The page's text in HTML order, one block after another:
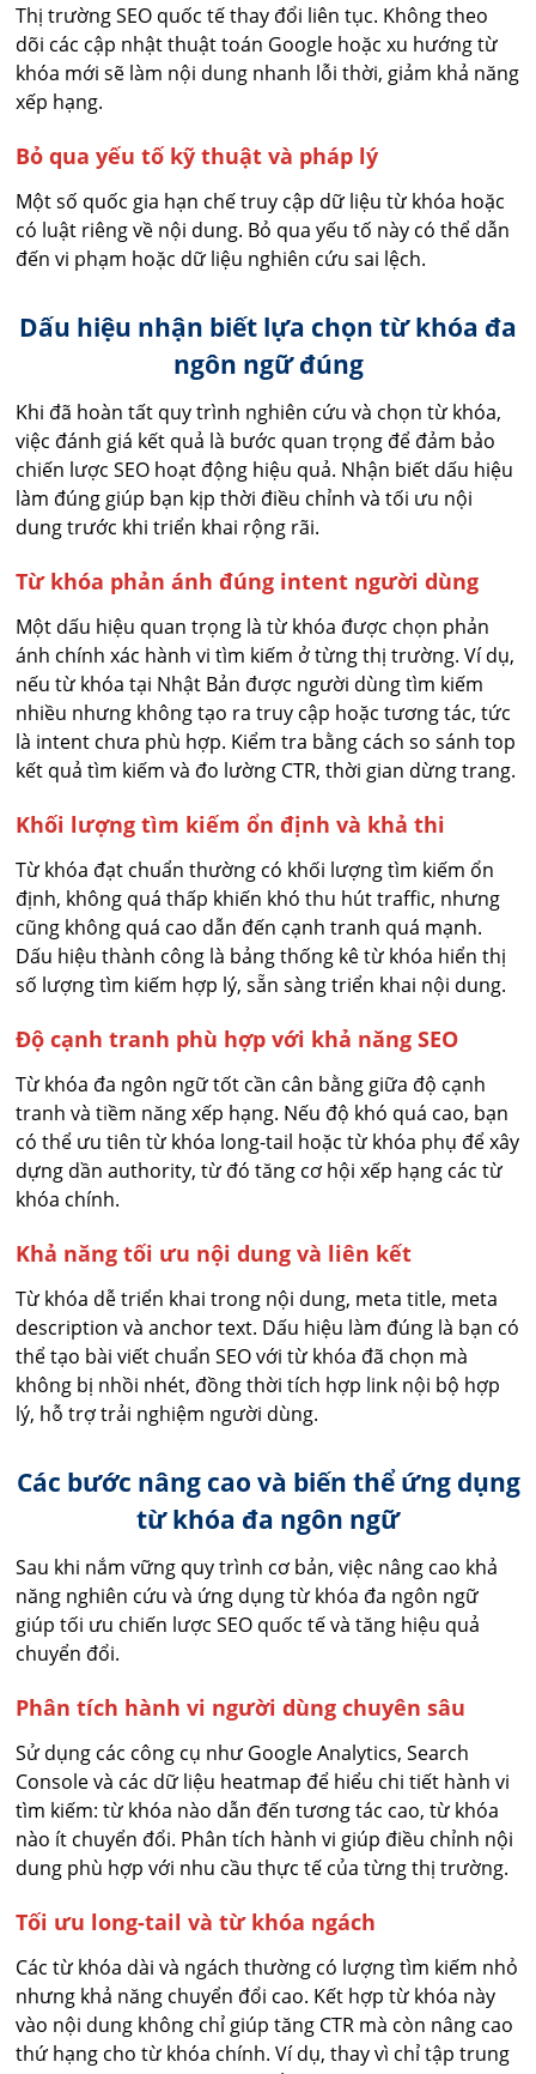
Thị trường SEO quốc tế thay đổi liên tục. Không theo
dõi các cập nhật thuật toán Google hoặc xu hướng từ
khóa mới sẽ làm nội dung nhanh lỗi thời, giảm khả năng
xếp hạng.
Bỏ qua yếu tố kỹ thuật và pháp lý
Một số quốc gia hạn chế truy cập dữ liệu từ khóa hoặc
có luật riêng về nội dung. Bỏ qua yếu tố này có thể dẫn
đến vi phạm hoặc dữ liệu nghiên cứu sai lệch.
Dấu hiệu nhận biết lựa chọn từ khóa đa
ngôn ngữ đúng
Khi đã hoàn tất quy trình nghiên cứu và chọn từ khóa,
việc đánh giá kết quả là bước quan trọng để đảm bảo
chiến lược SEO hoạt động hiệu quả. Nhận biết dấu hiệu
làm đúng giúp bạn kịp thời điều chỉnh và tối ưu nội
dung trước khi triển khai rộng rãi.
Từ khóa phản ánh đúng intent người dùng
Một dấu hiệu quan trọng là từ khóa được chọn phản
ánh chính xác hành vi tìm kiếm ở từng thị trường. Ví dụ,
nếu từ khóa tại Nhật Bản được người dùng tìm kiếm
nhiều nhưng không tạo ra truy cập hoặc tương tác, tức
là intent chưa phù hợp. Kiểm tra bằng cách so sánh top
kết quả tìm kiếm và đo lường CTR, thời gian dừng trang.
Khối lượng tìm kiếm ổn định và khả thi
Từ khóa đạt chuẩn thường có khối lượng tìm kiếm ổn
định, không quá thấp khiến khó thu hút traffic, nhưng
cũng không quá cao dẫn đến cạnh tranh quá mạnh.
Dấu hiệu thành công là bảng thống kê từ khóa hiển thị
số lượng tìm kiếm hợp lý, sẵn sàng triển khai nội dung.
Độ cạnh tranh phù hợp với khả năng SEO
Từ khóa đa ngôn ngữ tốt cần cân bằng giữa độ cạnh
tranh và tiềm năng xếp hạng. Nếu độ khó quá cao, bạn
có thể ưu tiên từ khóa long-tail hoặc từ khóa phụ để xây
dựng dần authority, từ đó tăng cơ hội xếp hạng các từ
khóa chính.
Khả năng tối ưu nội dung và liên kết
Từ khóa dễ triển khai trong nội dung, meta title, meta
description và anchor text. Dấu hiệu làm đúng là bạn có
thể tạo bài viết chuẩn SEO với từ khóa đã chọn mà
không bị nhồi nhét, đồng thời tích hợp link nội bộ hợp
lý, hỗ trợ trải nghiệm người dùng.
Các bước nâng cao và biến thể ứng dụng
từ khóa đa ngôn ngữ
Sau khi nắm vững quy trình cơ bản, việc nâng cao khả
năng nghiên cứu và ứng dụng từ khóa đa ngôn ngữ
giúp tối ưu chiến lược SEO quốc tế và tăng hiệu quả
chuyển đổi.
Phân tích hành vi người dùng chuyên sâu
Sử dụng các công cụ như Google Analytics, Search
Console và các dữ liệu heatmap để hiểu chi tiết hành vi
tìm kiếm: từ khóa nào dẫn đến tương tác cao, từ khóa
nào ít chuyển đổi. Phân tích hành vi giúp điều chỉnh nội
dung phù hợp với nhu cầu thực tế của từng thị trường.
Tối ưu long-tail và từ khóa ngách
Các từ khóa dài và ngách thường có lượng tìm kiếm nhỏ
nhưng khả năng chuyển đổi cao. Kết hợp từ khóa này
vào nội dung không chỉ giúp tăng CTR mà còn nâng cao
thứ hạng cho từ khóa chính. Ví dụ, thay vì chỉ tập trung